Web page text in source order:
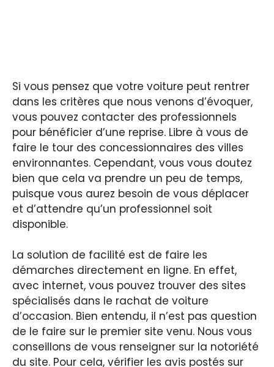
Si vous pensez que votre voiture peut rentrer
dans les critères que nous venons d’évoquer,
vous pouvez contacter des professionnels
pour bénéficier d’une reprise. Libre à vous de
faire le tour des concessionnaires des villes
environnantes. Cependant, vous vous doutez
bien que cela va prendre un peu de temps,
puisque vous aurez besoin de vous déplacer
et d’attendre qu’un professionnel soit
disponible.
La solution de facilité est de faire les
démarches directement en ligne. En effet,
avec internet, vous pouvez trouver des sites
spécialisés dans le rachat de voiture
d’occasion. Bien entendu, il n’est pas question
de le faire sur le premier site venu. Nous vous
conseillons de vous renseigner sur la notoriété
du site. Pour cela, vérifier les avis postés sur